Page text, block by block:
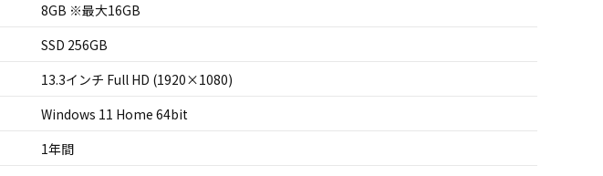
8GB ※最大16GB
SSD 256GB
13.3インチ Full HD (1920×1080)
Windows 11 Home 64bit
1年間